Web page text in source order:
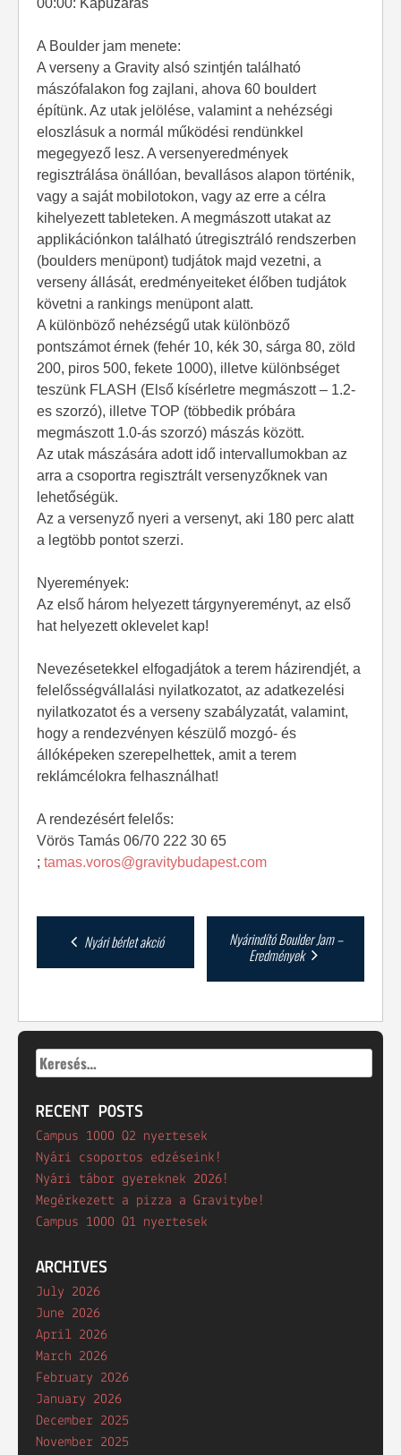
A Boulder jam menete:
A verseny a Gravity alsó szintjén található
mászófalakon fog zajlani, ahova 60 bouldert
építünk. Az utak jelölése, valamint a nehézségi
eloszlásuk a normál működési rendünkkel
megegyező lesz. A versenyeredmények
regisztrálása önállóan, bevallásos alapon történik,
vagy a saját mobilotokon, vagy az erre a célra
kihelyezett tableteken. A megmászott utakat az
applikációnkon található útregisztráló rendszerben
(boulders menüpont) tudjátok majd vezetni, a
verseny állását, eredményeiteket élőben tudjátok
követni a rankings menüpont alatt.
A különböző nehézségű utak különböző
pontszámot érnek (fehér 10, kék 30, sárga 80, zöld
200, piros 500, fekete 1000), illetve különbséget
teszünk FLASH (Első kísérletre megmászott – 1.2-
es szorzó), illetve TOP (többedik próbára
megmászott 1.0-ás szorzó) mászás között.
Az utak mászására adott idő intervallumokban az
arra a csoportra regisztrált versenyzőknek van
lehetőségük.
Az a versenyző nyeri a versenyt, aki 180 perc alatt
a legtöbb pontot szerzi.
Nyeremények:
Az első három helyezett tárgynyereményt, az első
hat helyezett oklevelet kap!
Nevezésetekkel elfogadjátok a terem házirendjét, a
felelősségvállalási nyilatkozatot, az adatkezelési
nyilatkozatot és a verseny szabályzatát, valamint,
hogy a rendezvényen készülő mozgó- és
állóképeken szerepelhettek, amit a terem
reklámcélokra felhasználhat!
A rendezésért felelős:
Vörös Tamás 06/70 222 30 65
; tamas.voros@gravitybudapest.com
Post
navigation
Nyári bérlet akció
Nyárindító Boulder Jam –
Eredmények
Keresés:
RECENT POSTS
Campus 1000 Q2 nyertesek
Nyári csoportos edzéseink!
Nyári tábor gyereknek 2026!
Megérkezett a pizza a Gravitybe!
Campus 1000 Q1 nyertesek
ARCHIVES
July 2026
June 2026
April 2026
March 2026
February 2026
January 2026
December 2025
November 2025